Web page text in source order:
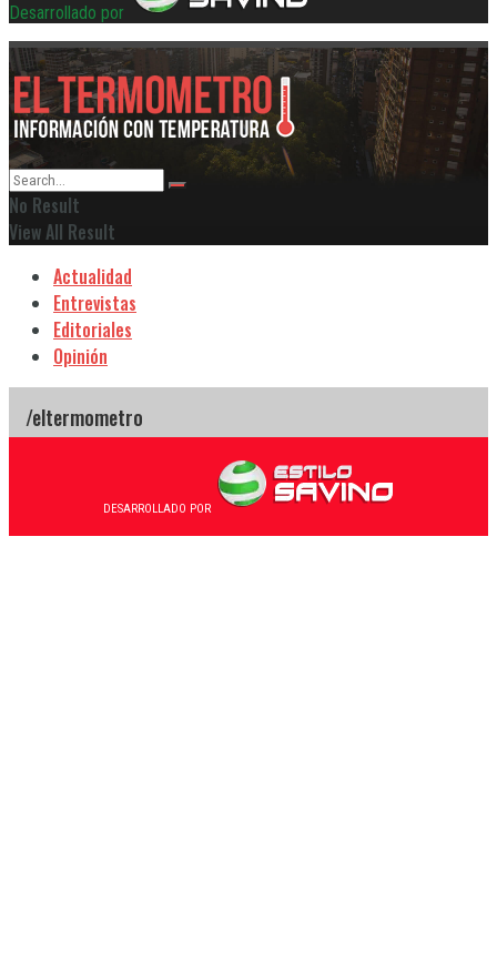
Desarrollado por
No Result
View All Result
Actualidad
Entrevistas
Editoriales
Opinión
DESARROLLADO POR